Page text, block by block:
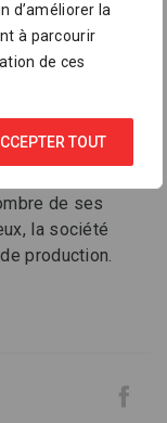
d’améliorer la
à parcourir
de ces
TOUT
de
Il s’est
et les
sûr de
gaz, ainsi que
publics,
de ses
la société
production.